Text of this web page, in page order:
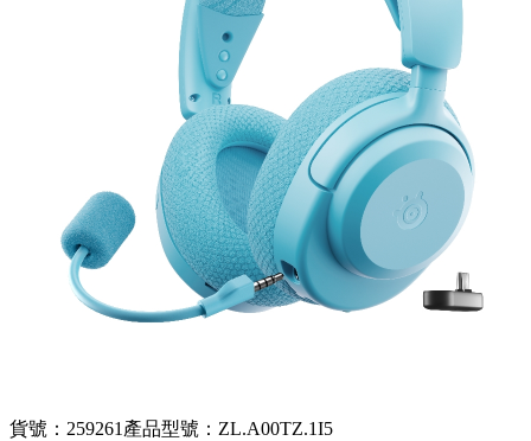
貨號：259261 產品型號：ZL.A00TZ.1I5